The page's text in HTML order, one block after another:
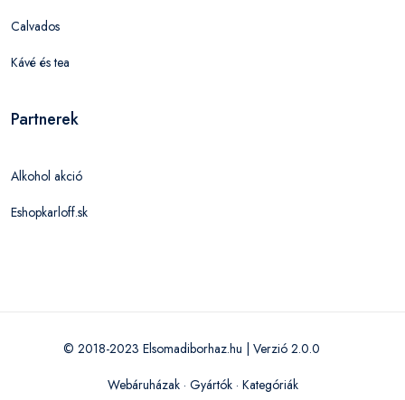
Calvados
Kávé és tea
Partnerek
Alkohol akció
Eshopkarloff.sk
© 2018-2023 Elsomadiborhaz.hu | Verzió 2.0.0
Webáruházak· Gyártók· Kategóriák